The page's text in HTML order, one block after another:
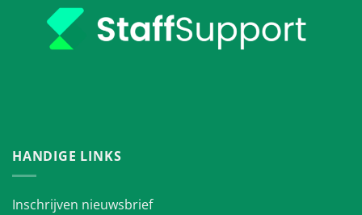
HANDIGE LINKS
Inschrijven nieuwsbrief